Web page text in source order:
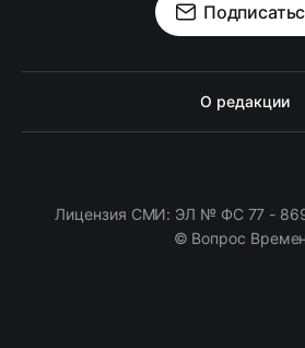
О редакции
Лицензия СМИ: ЭЛ № ФС 77 -
© Вопрос